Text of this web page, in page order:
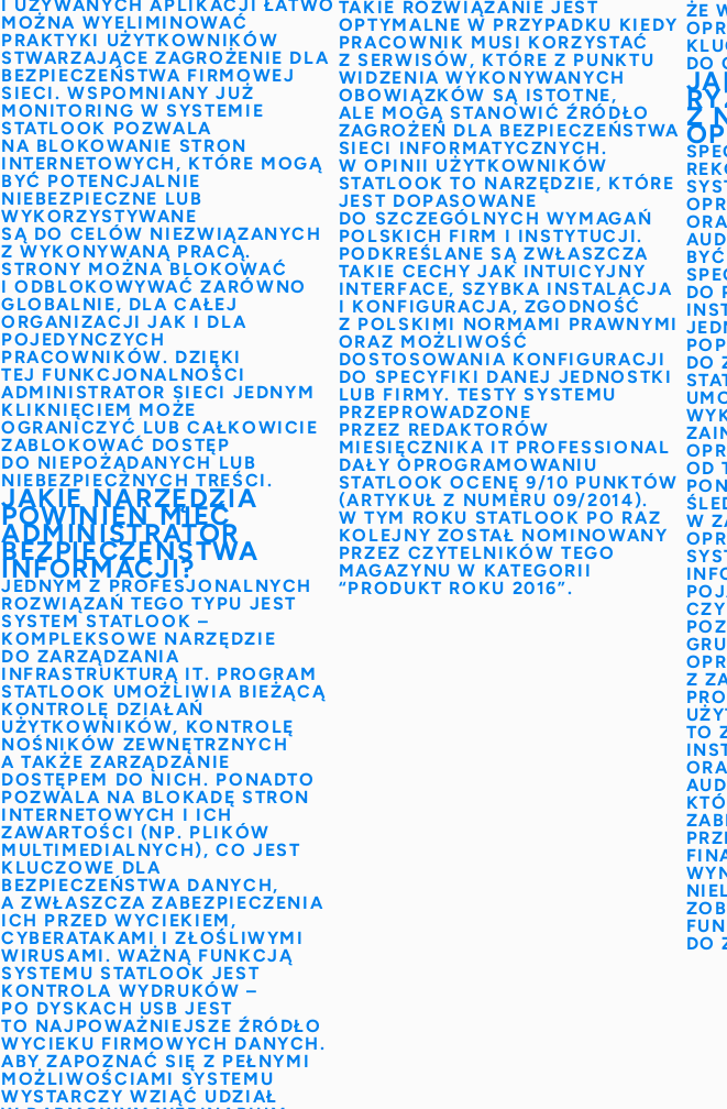
I UŻYWANYCH APLIKACJI ŁATWO
MOŻNA WYELIMINOWAĆ
PRAKTYKI UŻYTKOWNIKÓW
STWARZAJĄCE ZAGROŻENIE DLA
BEZPIECZEŃSTWA FIRMOWEJ
SIECI. WSPOMNIANY JUŻ
MONITORING W SYSTEMIE
STATLOOK POZWALA
NA BLOKOWANIE STRON
INTERNETOWYCH , KTÓRE MOGĄ
BYĆ POTENCJALNIE
NIEBEZPIECZNE LUB
WYKORZYSTYWANE
SĄ DO CELÓW NIEZWIĄZANYCH
Z WYKONYWANĄ PRACĄ.
STRONY MOŻNA BLOKOWAĆ
I ODBLOKOWYWAĆ ZARÓWNO
GLOBALNIE, DLA CAŁEJ
ORGANIZACJI JAK I DLA
POJEDYNCZYCH
PRACOWNIKÓW. DZIĘKI
TEJ FUNKCJONALNOŚCI
ADMINISTRATOR SIECI JEDNYM
KLIKNIĘCIEM MOŻE
OGRANICZYĆ LUB CAŁKOWICIE
ZABLOKOWAĆ DOSTĘP
DO NIEPOŻĄDANYCH LUB
NIEBEZPIECZNYCH TREŚCI.
JAKIE NARZĘDZIA
POWINIEN MIEĆ
ADMINISTRATOR
BEZPIECZEŃSTWA
INFORMACJI?
JEDNYM Z PROFESJONALNYCH
ROZWIĄZAŃ TEGO TYPU JEST
SYSTEM STATLOOK –
KOMPLEKSOWE NARZĘDZIE
DO ZARZĄDZANIA
INFRASTRUKTURĄ IT. PROGRAM
STATLOOK UMOŻLIWIA BIEŻĄCĄ
KONTROLĘ DZIAŁAŃ
UŻYTKOWNIKÓW, KONTROLĘ
NOŚNIKÓW ZEWNĘTRZNYCH
A TAKŻE ZARZĄDZANIE
DOSTĘPEM DO NICH. PONADTO
POZWALA NA BLOKADĘ STRON
INTERNETOWYCH I ICH
ZAWARTOŚCI (NP. PLIKÓW
MULTIMEDIALNYCH), CO JEST
KLUCZOWE DLA
BEZPIECZEŃSTWA DANYCH,
A ZWŁASZCZA ZABEZPIECZENIA
ICH PRZED WYCIEKIEM,
CYBERATAKAMI I ZŁOŚLIWYMI
WIRUSAMI. WAŻNĄ FUNKCJĄ
SYSTEMU STATLOOK JEST
KONTROLA WYDRUKÓW –
PO DYSKACH USB JEST
TO NAJPOWAŻNIEJSZE ŹRÓDŁO
WYCIEKU FIRMOWYCH DANYCH.
ABY ZAPOZNAĆ SIĘ Z PEŁNYMI
MOŻLIWOŚCIAMI SYSTEMU
WYSTARCZY WZIĄĆ UDZIAŁ
TAKIE ROZWIĄZANIE JEST
OPTYMALNE W PRZYPADKU KIEDY
PRACOWNIK MUSI KORZYSTAĆ
Z SERWISÓW, KTÓRE Z PUNKTU
WIDZENIA WYKONYWANYCH
OBOWIĄZKÓW SĄ ISTOTNE,
ALE MOGĄ STANOWIĆ ŹRÓDŁO
ZAGROŻEŃ DLA BEZPIECZEŃSTWA
SIECI INFORMATYCZNYCH.
W OPINII UŻYTKOWNIKÓW
STATLOOK TO NARZĘDZIE, KTÓRE
JEST DOPASOWANE
DO SZCZEGÓLNYCH WYMAGAŃ
POLSKICH FIRM I INSTYTUCJI.
PODKREŚLANE SĄ ZWŁASZCZA
TAKIE CECHY JAK INTUICYJNY
INTERFACE, SZYBKA INSTALACJA
I KONFIGURACJA, ZGODNOŚĆ
Z POLSKIMI NORMAMI PRAWNYMI
ORAZ MOŻLIWOŚĆ
DOSTOSOWANIA KONFIGURACJI
DO SPECYFIKI DANEJ JEDNOSTKI
LUB FIRMY. TESTY SYSTEMU
PRZEPROWADZONE
PRZEZ REDAKTORÓW
MIESIĘCZNIKA IT PROFESSIONAL
DAŁY OPROGRAMOWANIU
STATLOOK OCENĘ 9/10 PUNKTÓW
(ARTYKUŁ Z NUMERU 09/2014).
W TYM ROKU STATLOOK PO RAZ
KOLEJNY ZOSTAŁ NOMINOWANY
PRZEZ CZYTELNIKÓW TEGO
MAGAZYNU W KATEGORII
“PRODUKT ROKU 2016”.
ŻE
DO
Z
DO
DO
OD
W
Z
TO
DO